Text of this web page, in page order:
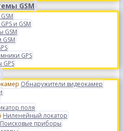
GSM
и GSM
GSM
GSM
GPS
GPS
Обнаружители видеокамер
поля
Ниленейный локатор
Поисковые приборы